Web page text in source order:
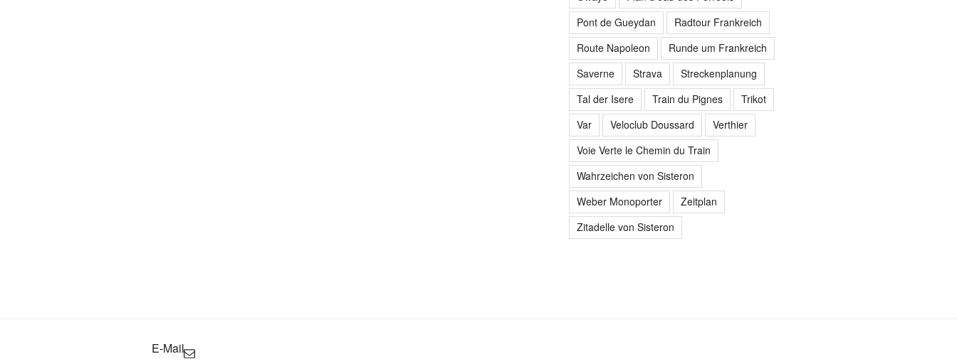
Pont de Gueydan
Radtour Frankreich
Route Napoleon
Runde um Frankreich
Saverne
Strava
Streckenplanung
Tal der Isere
Train du Pignes
Trikot
Var
Veloclub Doussard
Verthier
Voie Verte le Chemin du Train
Wahrzeichen von Sisteron
Weber Monoporter
Zeitplan
Zitadelle von Sisteron
E-Mail